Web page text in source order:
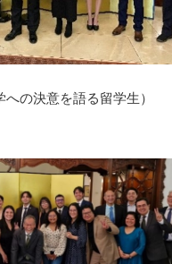
への決意を語る留学生）